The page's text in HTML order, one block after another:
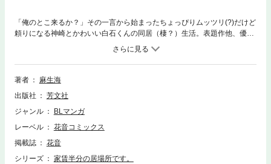
「俺のとこ来るか？」その一言から始まったちょっぴりムッツリ(?)だけど
頼りになる神崎とかわいい白石くんの同居（棲？）生活。表題作他、優し
い悩めるオトナたちの素敵な恋を描いた作品を収録。描き下ろし付き！
著者
麻生海
出版社
芳文社
ジャンル
BLマンガ
レーベル
花音コミックス
掲載誌
花音
シリーズ
家賃半分の居場所です。